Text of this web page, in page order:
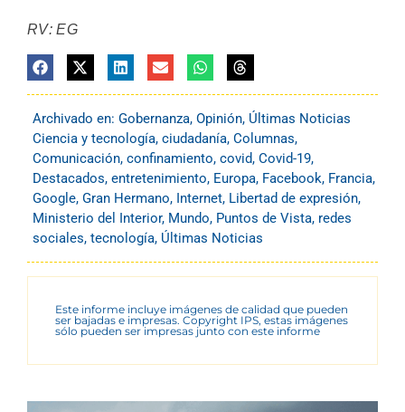
RV: EG
Archivado en: Gobernanza, Opinión, Últimas Noticias
Ciencia y tecnología, ciudadanía, Columnas,
Comunicación, confinamiento, covid, Covid-19,
Destacados, entretenimiento, Europa, Facebook, Francia,
Google, Gran Hermano, Internet, Libertad de expresión,
Ministerio del Interior, Mundo, Puntos de Vista, redes
sociales, tecnología, Últimas Noticias
Este informe incluye imágenes de calidad que pueden
ser bajadas e impresas. Copyright IPS, estas imágenes
sólo pueden ser impresas junto con este informe